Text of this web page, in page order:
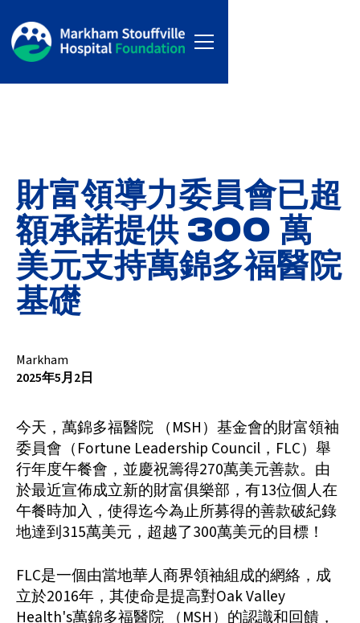
財富領導力委員會已超
額承諾提供 300 萬
美元支持萬錦多福醫院
基礎
Markham
2025年5月2日
今天，萬錦多福醫院 （MSH）基金會的財富領袖
委員會（Fortune Leadership Council，FLC）舉
行年度午餐會，並慶祝籌得270萬美元善款。由
於最近宣佈成立新的財富俱樂部，有13位個人在
午餐時加入，使得迄今為止所募得的善款破紀錄
地達到315萬美元，超越了300萬美元的目標！
FLC是一個由當地華人商界領袖組成的網絡，成
立於2016年，其使命是提高對Oak Valley
Health's萬錦多福醫院 （MSH）的認識和回饋，